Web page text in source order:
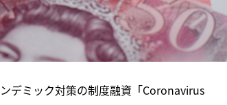
デミック対策の制度融資「Coronavirus